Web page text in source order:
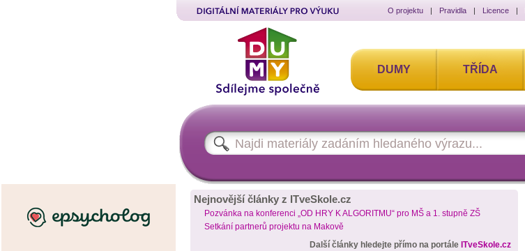
O projektu | Pravidla | Licence |
DUMY TŘÍDA
Nejnovější články z ITveSkole.cz
Pozvánka na konferenci „OD HRY K ALGORITMU“ pro MŠ a 1. stupně ZŠ
Setkání partnerů projektu na Makově
Další články hledejte přímo na portále ITveSkole.cz